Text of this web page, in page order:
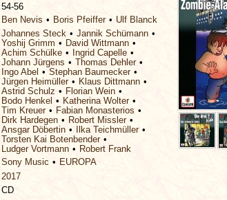
54-56
Ben Nevis Boris Pfeiffer
Ulf Blanck
Johannes Steck
Jannik Schümann
Yoshij Grimm
David Wittmann
Achim Schülke
Ingrid Capelle
Johann Jürgens
Thomas Dehler
Ingo Abel
Stephan Baumecker
Jürgen Heimüller
Klaus Dittmann
Astrid Schulz
Florian Wein
Bodo Henkel
Katherina Wolter
Tim Kreuer
Fabian Monasterios
Dirk Hardegen
Robert Missler
Ansgar Döbertin
Ilka Teichmüller
Torsten Kai Botenbender
Ludger Vortmann
Robert Frank
Sony Music
EUROPA
2017
CD